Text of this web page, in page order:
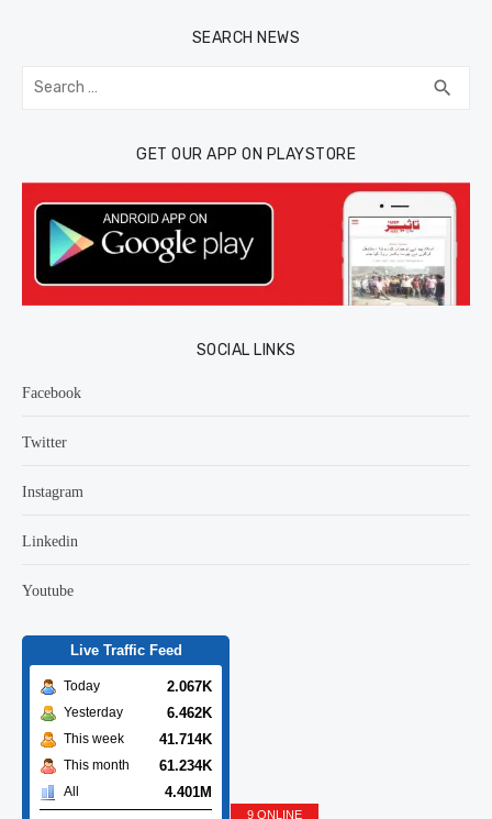
SEARCH NEWS
Search
for: search
GET OUR APP ON PLAYSTORE
SOCIAL LINKS
Facebook
Twitter
Instagram
Linkedin
Youtube
Live Traffic Feed
Today 2.067K
Yesterday 6.462K
This week 41.714K
This month 61.234K
All 4.401M
9 ONLINE